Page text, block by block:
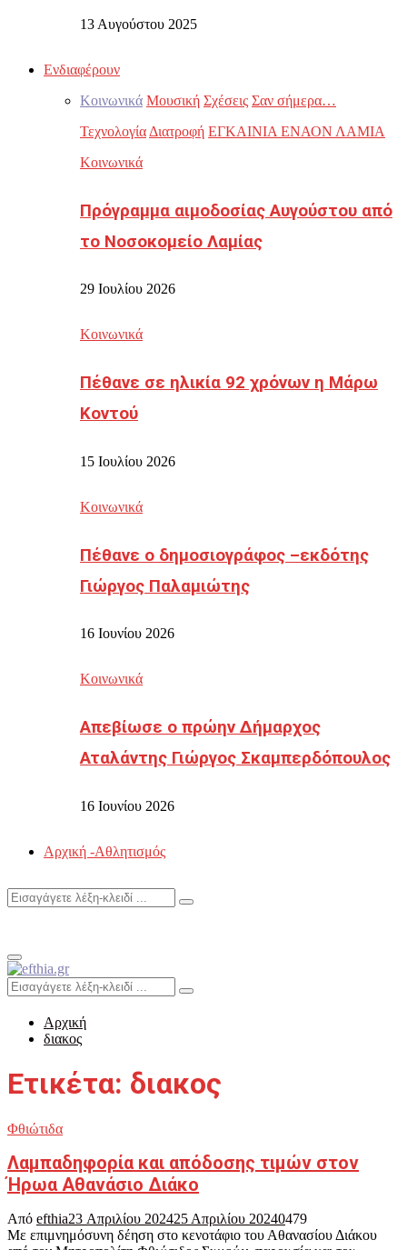
13 Αυγούστου 2025
Ενδιαφέρουν
Κοινωνικά Μουσική Σχέσεις Σαν σήμερα…
Τεχνολογία Διατροφή ΕΓΚΑΙΝΙΑ ΕΝΑΟΝ ΛΑΜΙΑ
Κοινωνικά
Πρόγραμμα αιμοδοσίας Αυγούστου από
το Νοσοκομείο Λαμίας
29 Ιουλίου 2026
Κοινωνικά
Πέθανε σε ηλικία 92 χρόνων η Μάρω
Κοντού
15 Ιουλίου 2026
Κοινωνικά
Πέθανε ο δημοσιογράφος –εκδότης
Γιώργος Παλαμιώτης
16 Ιουνίου 2026
Κοινωνικά
Απεβίωσε ο πρώην Δήμαρχος
Αταλάντης Γιώργος Σκαμπερδόπουλος
16 Ιουνίου 2026
Αρχική -Αθλητισμός
Search
Search
Primary
Menu
Search
for:
Search
Αρχική
διακος
Ετικέτα: διακος
Φθιώτιδα
Λαμπαδηφορία και απόδοσης τιμών στον
Ήρωα Αθανάσιο Διάκο
Από efthia23 Απριλίου 202425 Απριλίου 20240479
Με επιμνημόσυνη δέηση στο κενοτάφιο του Αθανασίου Διάκου